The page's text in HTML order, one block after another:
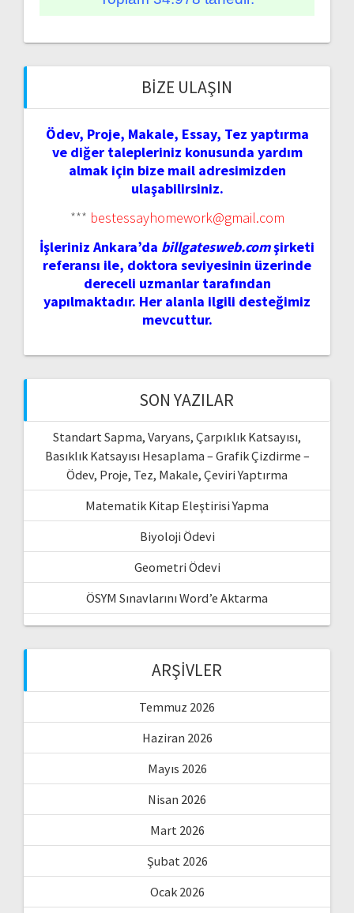
BIZE ULAŞIN
Ödev, Proje, Makale, Essay, Tez yaptırma
ve diğer talepleriniz konusunda yardım
almak için bize mail adresimizden
ulaşabilirsiniz.
*** bestessayhomework@gmail.com
İşleriniz Ankara’da billgatesweb.comşirketi
referansı ile, doktora seviyesinin üzerinde
dereceli uzmanlar tarafından
yapılmaktadır. Her alanla ilgili desteğimiz
mevcuttur.
SON YAZILAR
Standart Sapma, Varyans, Çarpıklık Katsayısı,
Basıklık Katsayısı Hesaplama – Grafik Çizdirme –
Ödev, Proje, Tez, Makale, Çeviri Yaptırma
Matematik Kitap Eleştirisi Yapma
Biyoloji Ödevi
Geometri Ödevi
ÖSYM Sınavlarını Word’e Aktarma
ARŞIVLER
Temmuz 2026
Haziran 2026
Mayıs 2026
Nisan 2026
Mart 2026
Şubat 2026
Ocak 2026